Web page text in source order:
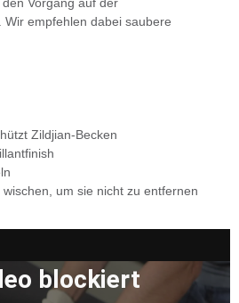
empfehlen dabei saubere
Zildjian-Becken
um sie nicht zu entfernen